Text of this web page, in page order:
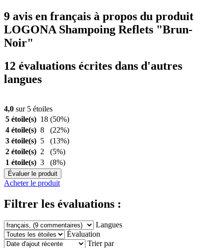
9 avis en français à propos du produit
LOGONA Shampoing Reflets "Brun-
Noir"
12 évaluations écrites dans d'autres
langues
4,0 sur 5 étoiles
5 étoile(s) 18 (50%)
4 étoile(s) 8
(22%)
3 étoile(s) 5
(13%)
2 étoile(s) 2
(5%)
1 étoile(s) 3 (8%)
Évaluer le produit
Acheter le produit
Filtrer les évaluations :
Langues
Évaluation
Trier par